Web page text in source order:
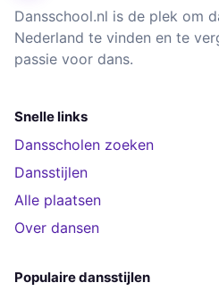
Dansschool.nl is de plek om
Nederland te vinden en te
passie voor dans.
Snelle links
Dansscholen zoeken
Dansstijlen
Alle plaatsen
Over dansen
Populaire dansstijlen